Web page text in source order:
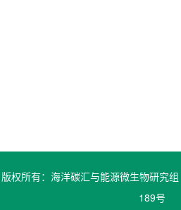
版权所有：海洋碳汇与能源微生物研
189号